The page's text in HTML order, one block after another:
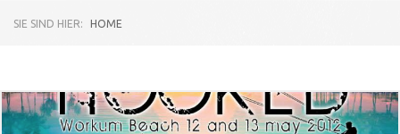
SIE SIND HIER: HOME